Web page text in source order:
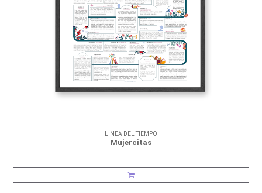
LÍNEA DEL TIEMPO
Mujercitas